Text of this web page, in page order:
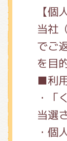
【個
当社
でご
を目
■利
・
当選
・個